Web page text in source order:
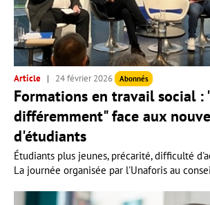
Article 24 février 2026 Abonnés
Formations en travail social :
différemment" face aux
d'étudiants
Étudiants plus jeunes, précarité, difficulté
La journée organisée par l'Unaforis au